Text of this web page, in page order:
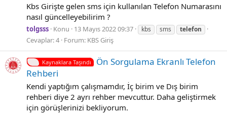
Kbs Girişte gelen sms için kullanılan Telefon Numarasını
nasıl güncelleyebilirim ?
tolgsss Konu 13 Mayıs 2022 09:37 kbs sms telefon
Cevaplar: 4 Forum: KBS Giriş
Kaynaklara Taşındı
Ön Sorgulama Ekranlı Telefon
Rehberi
Kendi yaptığım çalışmamdır, İç birim ve Dış birim
rehberi diye 2 ayrı rehber mevcuttur. Daha geliştirmek
için görüşlerinizi bekliyorum.